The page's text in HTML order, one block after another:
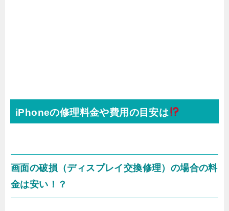
iPhoneの修理料金や費用の目安は
画面の破損（ディスプレイ交換修理）の場合の料
金は安い！？